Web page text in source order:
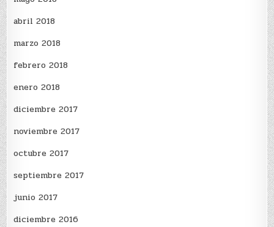
abril 2018
marzo 2018
febrero 2018
enero 2018
diciembre 2017
noviembre 2017
octubre 2017
septiembre 2017
junio 2017
diciembre 2016